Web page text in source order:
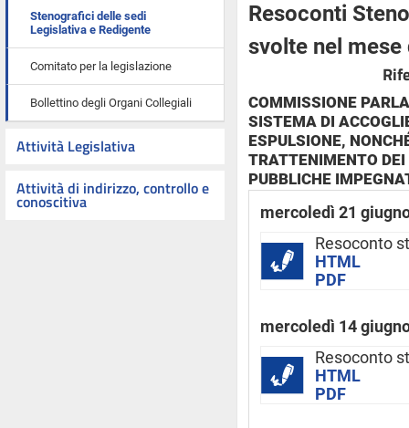
Stenografici delle sedi
Legislativa e Redigente
Comitato per la legislazione
Bollettino degli Organi Collegiali
Attività Legislativa
Attività di indirizzo, controllo e
conoscitiva
Resoconti
svolte nel
COMMISSIONE
SISTEMA DI
ESPULSIONE,
TRATTENIMENTO
PUBBLICHE
mercoledì 21
Resoconto
HTML
PDF
mercoledì 14
Resoconto
HTML
PDF